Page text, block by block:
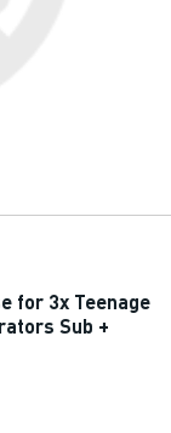
for 3x Teenage
Sub +